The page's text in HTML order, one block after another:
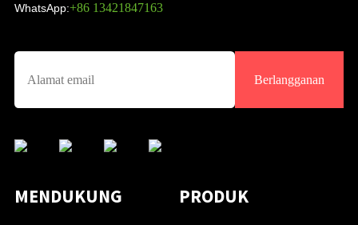
WhatsApp:+86 13421847163
Berlangganan
MENDUKUNG PRODUK